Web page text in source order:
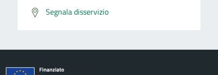
Segnala disservizio